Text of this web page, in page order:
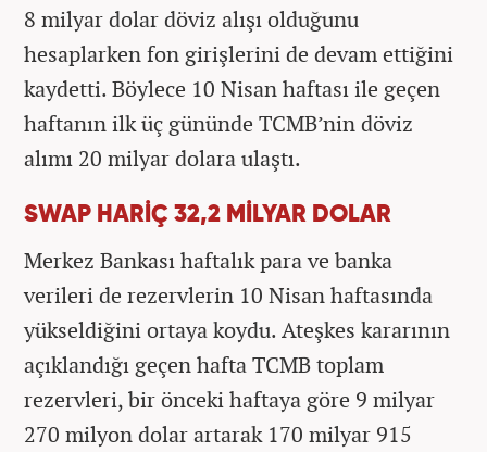
8 milyar dolar döviz alışı olduğunu
hesaplarken fon girişlerini de devam ettiğini
kaydetti. Böylece 10 Nisan haftası ile geçen
haftanın ilk üç gününde TCMB’nin döviz
alımı 20 milyar dolara ulaştı.
SWAP HARİÇ 32,2 MİLYAR DOLAR
Merkez Bankası haftalık para ve banka
verileri de rezervlerin 10 Nisan haftasında
yükseldiğini ortaya koydu. Ateşkes kararının
açıklandığı geçen hafta TCMB toplam
rezervleri, bir önceki haftaya göre 9 milyar
270 milyon dolar artarak 170 milyar 915